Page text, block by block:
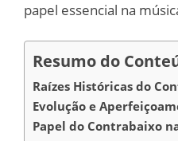
papel essencial na
Resumo do
Raízes Históricas do
Evolução e
Papel do Contrabaixo